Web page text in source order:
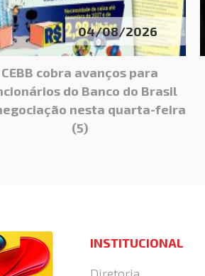
04/08/2026
CEBB cobra avanços para
do Banco do Brasil
nesta quarta-feira
(5)
INSTITUCIONAL
Diretoria